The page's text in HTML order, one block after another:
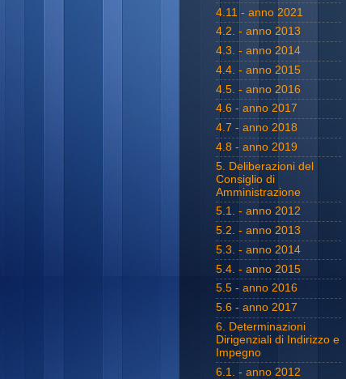
4.11 - anno 2021
4.2. - anno 2013
4.3. - anno 2014
4.4. - anno 2015
4.5. - anno 2016
4.6 - anno 2017
4.7 - anno 2018
4.8 - anno 2019
5. Deliberazioni del
Consiglio di
Amministrazione
5.1. - anno 2012
5.2. - anno 2013
5.3. - anno 2014
5.4. - anno 2015
5.5 - anno 2016
5.6 - anno 2017
6. Determinazioni
Dirigenziali di Indirizzo e
Impegno
6.1. - anno 2012